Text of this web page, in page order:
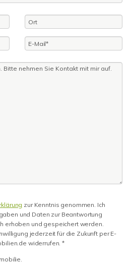
zur Kenntnis genommen. Ich
und Daten zur Beantwortung
erhoben und gespeichert werden.
jederzeit für die Zukunft per E-
widerrufen. *